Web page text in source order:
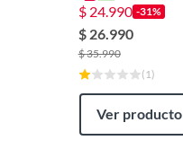
$ 24.990 -31%
$ 26.990
$35.990
( 1)
Ver producto